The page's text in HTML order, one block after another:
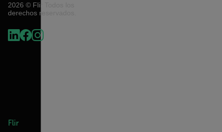
2026 © Flir Todos los
derechos reservados.
Flir